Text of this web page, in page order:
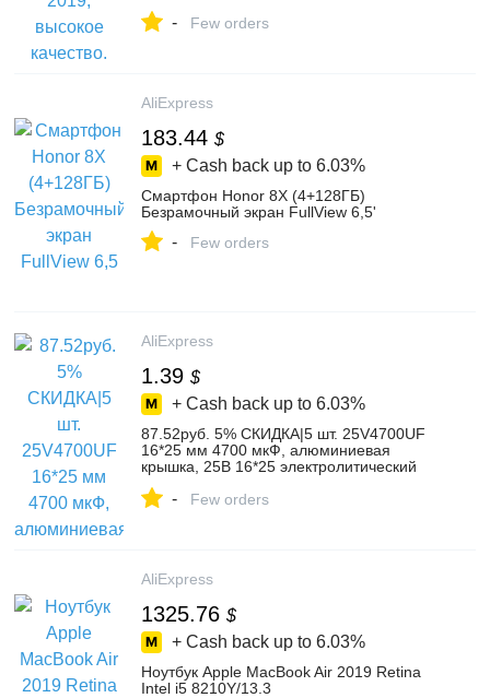
плющ, кепка, весна лето, Лоскутная,
- Few orders
AliExpress
183.44 $
+ Cash back up to 6.03%
Cмартфон Honor 8X (4+128ГБ)
Безрамочный экран FullView 6,5'
- Few orders
AliExpress
1.39 $
+ Cash back up to 6.03%
87.52руб. 5% СКИДКА|5 шт. 25V4700UF
16*25 мм 4700 мкФ, алюминиевая
крышка, 25В 16*25 электролитический
новый оригинальный-in Интегральные
- Few orders
AliExpress
1325.76 $
+ Cash back up to 6.03%
Ноутбук Apple MacBook Air 2019 Retina
Intel i5 8210Y/13.3